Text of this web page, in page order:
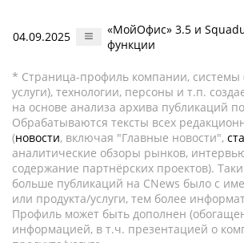
04.09.2025
«МойОфис» 3.5 и
функции
* Страница-профиль компании, системы
услуги), технологии, персоны и т.п.
на основе анализа архива публикаций
Обрабатываются тексты всех
(новости, включая "Главные новости",
аналитические обзоры рынков,
содержание партнёрских проектов).
больше публикаций на CNews было с
или продукта/услуги, тем более
Профиль может быть дополнен
информацией, в т.ч. презентацией о